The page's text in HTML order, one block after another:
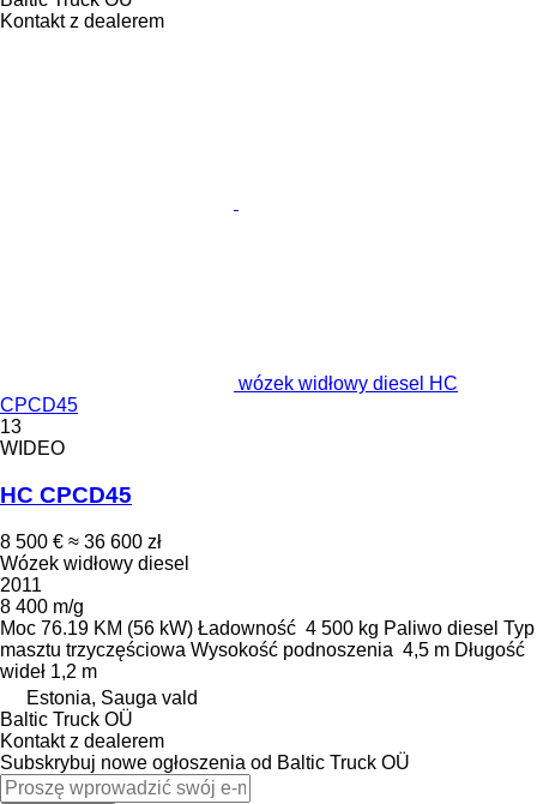
Kontakt z dealerem
wózek widłowy diesel HC
CPCD45
13
WIDEO
HC CPCD45
8 500 € ≈ 36 600 zł
Wózek widłowy diesel
2011
8 400 m/g
Moc 76.19 KM (56 kW) Ładowność 4 500 kg Paliwo diesel Typ
masztu trzyczęściowa Wysokość podnoszenia 4,5 m Długość
wideł 1,2 m
Estonia, Sauga vald
Baltic Truck OÜ
Kontakt z dealerem
Subskrybuj nowe ogłoszenia od Baltic Truck OÜ